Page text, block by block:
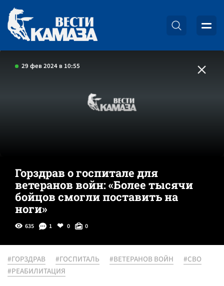
29 фев 2024 в 10:55
Горздрав о госпитале для
ветеранов войн: «Более тысячи
бойцов смогли поставить на
ноги»
635 1 0 0
#ГОРЗДРАВ #ГОСПИТАЛЬ #ВЕТЕРАНОВ ВОЙН
#СВО
#РЕАБИЛИТАЦИЯ